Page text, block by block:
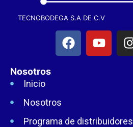
TECNOBODEGA S.A DE C.V
Nosotros
Inicio
Nosotros
Programa de distribuidores